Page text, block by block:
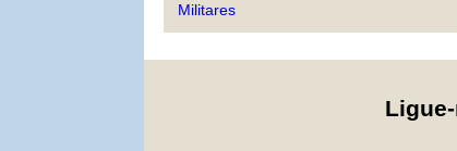
Militares